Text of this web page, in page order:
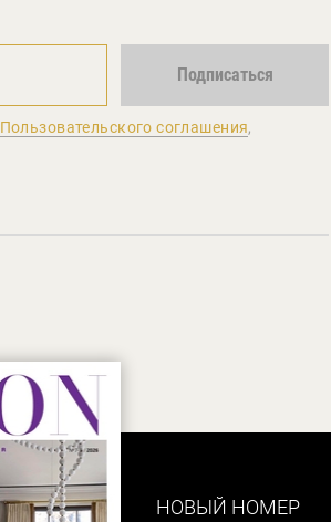
Подписаться
Пользовательского соглашения,
НОВЫЙ НОМЕР